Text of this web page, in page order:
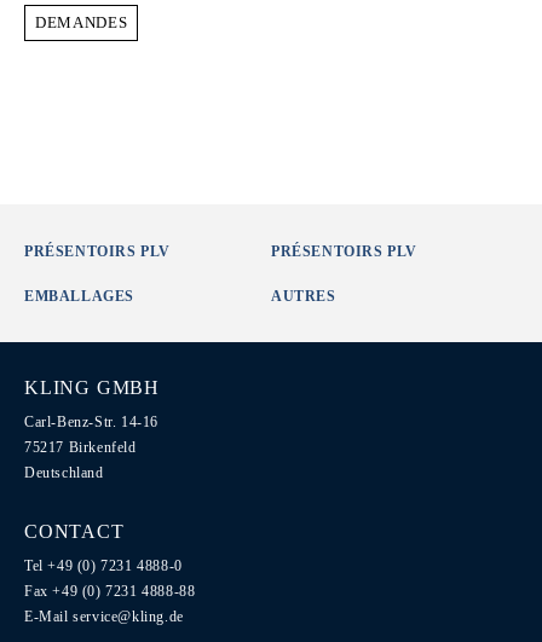
DEMANDES
PRÉSENTOIRS PLV PRÉSENTOIRS PLV
EMBALLAGES AUTRES
KLING GMBH
Carl-Benz-Str. 14-16
75217 Birkenfeld
Deutschland
CONTACT
Tel +49 (0) 7231 4888-0
Fax +49 (0) 7231 4888-88
E-Mailservice@kling.de